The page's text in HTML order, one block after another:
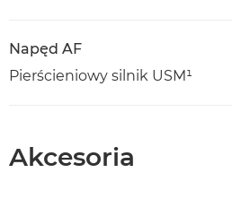
Napęd AF
Pierścieniowy silnik USM¹
Akcesoria